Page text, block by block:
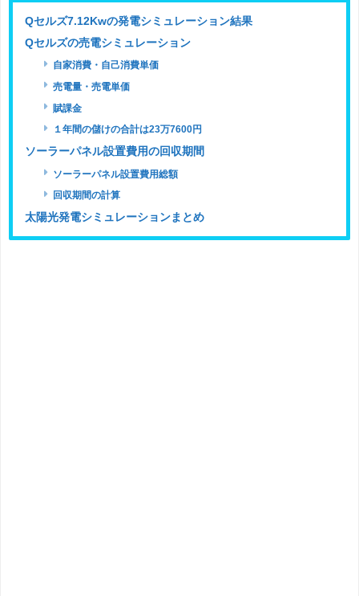
Qセルズ7.12Kwの発電シミュレーション結果
Qセルズの売電シミュレーション
自家消費・自己消費単価
売電量・売電単価
賦課金
１年間の儲けの合計は23万7600円
ソーラーパネル設置費用の回収期間
ソーラーパネル設置費用総額
回収期間の計算
太陽光発電シミュレーションまとめ